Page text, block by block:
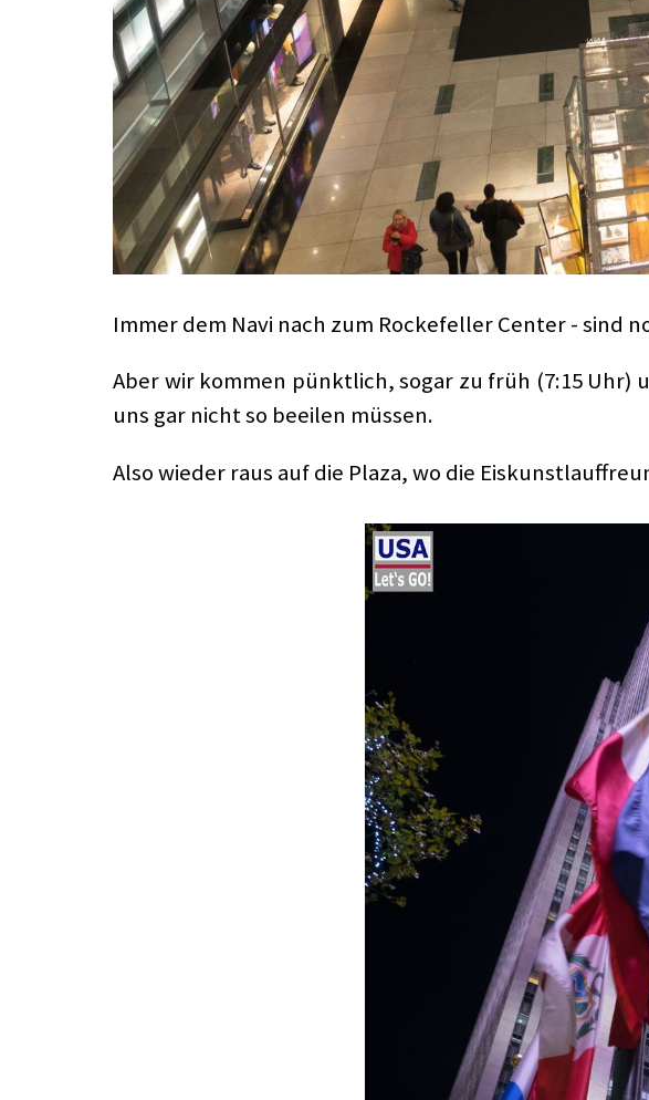
Immer dem Navi nach zum Rockefeller Center - sind
Aber wir kommen pünktlich, sogar zu früh (7:15
uns gar nicht so beeilen müssen.
Also wieder raus auf die Plaza, wo die